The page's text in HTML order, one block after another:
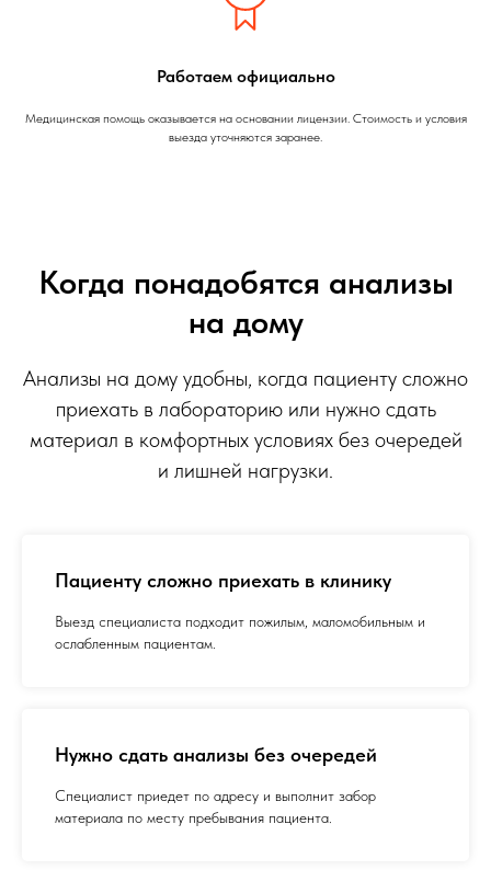
Работаем официально
Медицинская помощь оказывается на основании лицензии. Стоимость и условия
выезда уточняются заранее.
Когда понадобятся анализы
на дому
Анализы на дому удобны, когда пациенту сложно
приехать в лабораторию или нужно сдать
материал в комфортных условиях без очередей
и лишней нагрузки.
Пациенту сложно приехать в клинику
Выезд специалиста подходит пожилым, маломобильным и
ослабленным пациентам.
Нужно сдать анализы без очередей
Специалист приедет по адресу и выполнит забор
материала по месту пребывания пациента.